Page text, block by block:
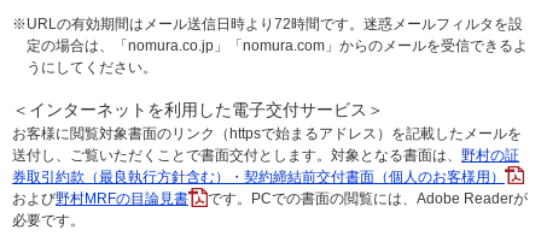
※URLの有効期間はメール送信日時より72時間です。迷惑メールフィルタを設
定の場合は、「nomura.co.jp」「nomura.com」からのメールを受信できるよ
うにしてください。
＜インターネットを利用した電子交付サービス＞
お客様に閲覧対象書面のリンク（httpsで始まるアドレス）を記載したメールを
送付し、ご覧いただくことで書面交付とします。対象となる書面は、 野村の証
券取引約款（最良執行方針含む）・契約締結前交付書面（個人のお客様用）
および野村MRFの目論見書
です。PCでの書面の閲覧には、Adobe Readerが
必要です。